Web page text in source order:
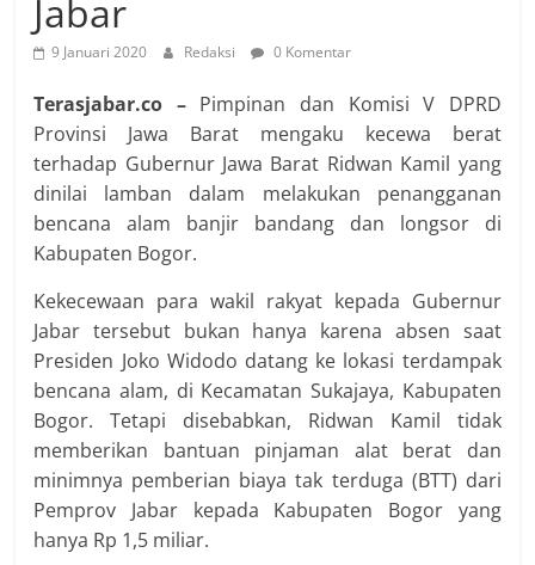
Jabar
9 Januari 2020 Redaksi 0 Komentar
Terasjabar.co – Pimpinan dan Komisi V DPRD
Provinsi Jawa Barat mengaku kecewa berat
terhadap Gubernur Jawa Barat Ridwan Kamil yang
dinilai lamban dalam melakukan penangganan
bencana alam banjir bandang dan longsor di
Kabupaten Bogor.
Kekecewaan para wakil rakyat kepada Gubernur
Jabar tersebut bukan hanya karena absen saat
Presiden Joko Widodo datang ke lokasi terdampak
bencana alam, di Kecamatan Sukajaya, Kabupaten
Bogor. Tetapi disebabkan, Ridwan Kamil tidak
memberikan bantuan pinjaman alat berat dan
minimnya pemberian biaya tak terduga (BTT) dari
Pemprov Jabar kepada Kabupaten Bogor yang
hanya Rp 1,5 miliar.